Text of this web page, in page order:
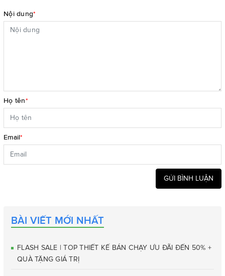
Nội dung*
Họ tên*
Email*
GỬI BÌNH LUẬN
BÀI VIẾT MỚI NHẤT
FLASH SALE | TOP THIẾT KẾ BÁN CHẠY ƯU ĐÃI ĐẾN 50% +
QUÀ TẶNG GIÁ TRỊ